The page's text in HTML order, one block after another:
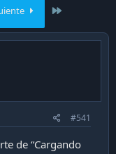
#541
de “Cargando